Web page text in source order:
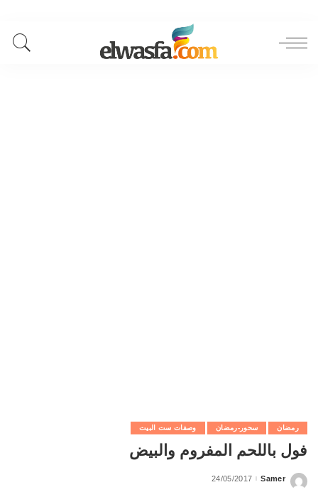
رمضان سحور-رمضان وصفات ست البيت
فول باللحم المفروم والبيض
Posted
Samer
24/05/2017